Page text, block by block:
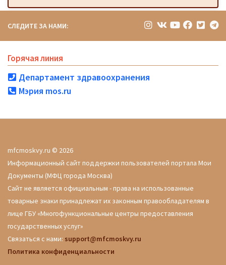
СЛЕДИТЕ ЗА НАМИ:
Горячая линия
Департамент здравоохранения
Мэрия mos.ru
mfcmoskvy.ru © 2026
Информационный сайт поддержки пользователей портала Мои
Документы (МФЦ города Москва)
Сайт не является официальным - права на использованные
товарные знаки принадлежат их законным правообладателям в
лице ГБУ «Многофункциональные центры предоставления
государственных услуг»
Связаться с нами: support@mfcmoskvy.ru
Политика конфиденциальности